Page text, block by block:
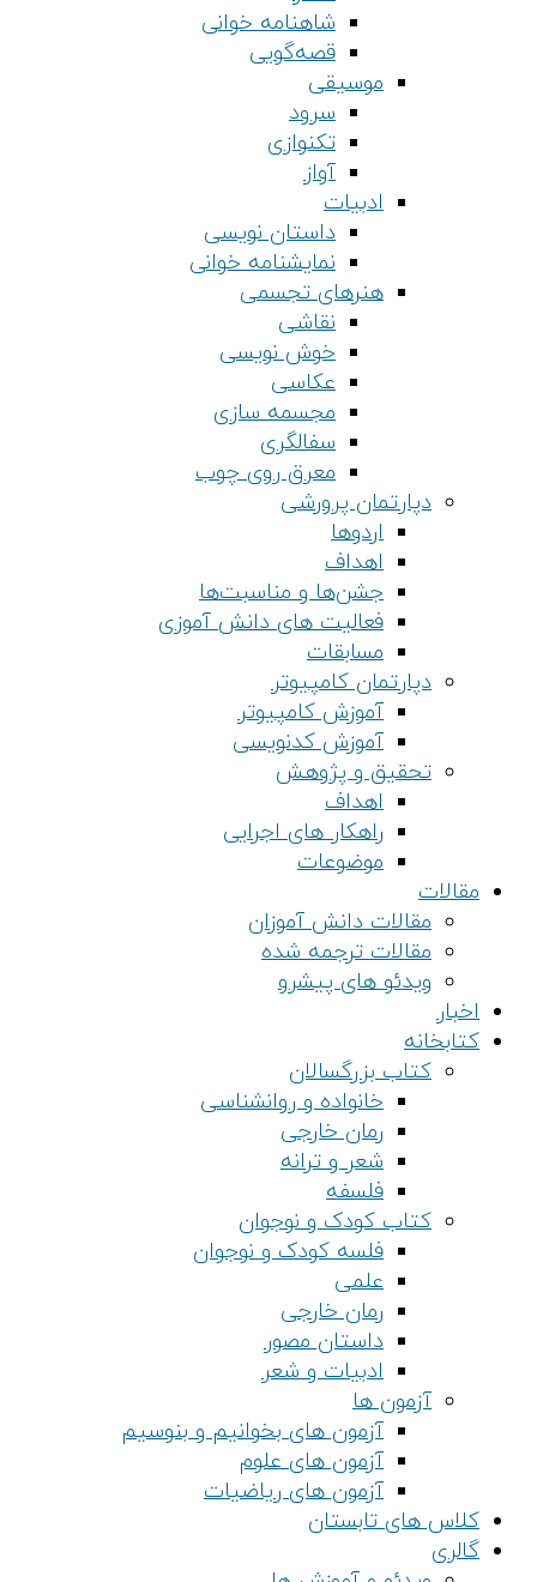
شاهنامه خوانی
قصه‌گویی
موسیقی
سرود
تکنوازی
آواز
ادبیات
داستان نویسی
نمایشنامه خوانی
هنرهای تجسمی
نقاشی
خوش نویسی
عکاسی
مجسمه سازی
سفالگری
معرق روی چوب
دپارتمان پرورشی
اردوها
اهداف
جشن‌ها و مناسبت‌ها
فعالیت های دانش آموزی
مسابقات
دپارتمان کامپیوتر
آموزش کامپیوتر
آموزش کدنویسی
تحقیق و پژوهش
اهداف
راهکار های اجرایی
موضوعات
مقالات
مقالات دانش آموزان
مقالات ترجمه شده
ویدئو های پیشرو
اخبار
کتابخانه
کتاب بزرگسالان
خانواده و روانشناسی
رمان خارجی
شعر و ترانه
فلسفه
کتاب کودک و نوجوان
فلسه کودک و نوجوان
علمی
رمان خارجی
داستان مصور
ادبیات و شعر
آزمون ها
آزمون های بخوانیم و بنوسیم
آزمون های علوم
آزمون های ریاضیات
کلاس های تابستان
گالری